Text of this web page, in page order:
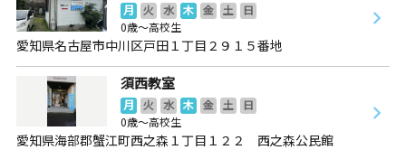
月 火 水 木 金 土
日
0歳～高校生
愛知県名古屋市中川区戸田１丁目２９１５番地
須西教室
月 火 水 木 金 土
日
0歳～高校生
愛知県海部郡蟹江町西之森１丁目１２２ 西之森公民館